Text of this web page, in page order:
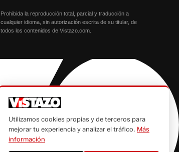
Prohibida la reproducción total, parcial y traducción a
cualquier idioma, sin autorización escrita de su titular, de
todos los contenidos de Vistazo.com.
Utilizamos cookies propias y de terceros para
mejorar tu experiencia y analizar el tráfico. Más
información